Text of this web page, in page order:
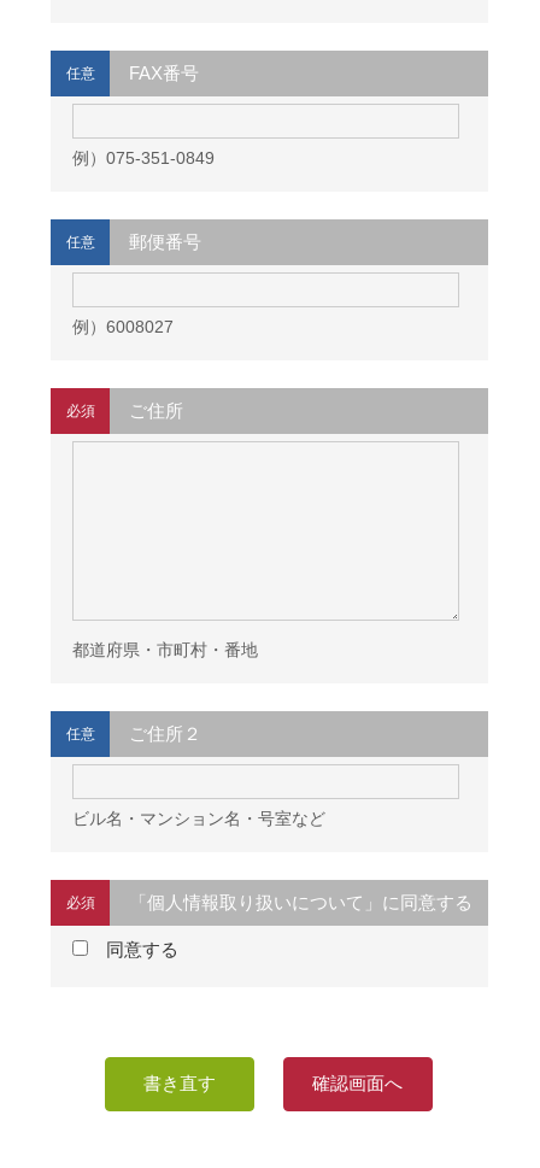
任意 FAX番号
例）075-351-0849
任意 郵便番号
例）6008027
必須 ご住所
都道府県・市町村・番地
任意 ご住所２
ビル名・マンション名・号室など
必須 「個人情報取り扱いについて」に同意する
同意する